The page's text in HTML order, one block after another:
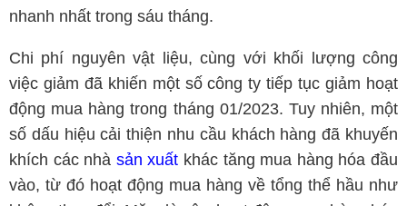
nhanh nhất trong sáu tháng.
Chi phí nguyên vật liệu, cùng với khối lượng công
việc giảm đã khiến một số công ty tiếp tục giảm hoạt
động mua hàng trong tháng 01/2023. Tuy nhiên, một
số dấu hiệu cải thiện nhu cầu khách hàng đã khuyến
khích các nhà sản xuất khác tăng mua hàng hóa đầu
vào, từ đó hoạt động mua hàng về tổng thể hầu như